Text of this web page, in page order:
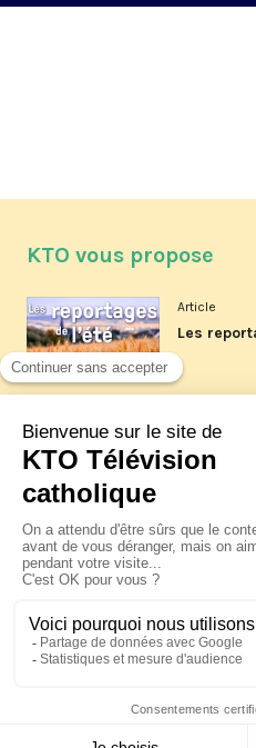
KTO vous propose
Article
Les
La visite
XIV à
jeudi 6 août
Le pape
Pérou du
© KTO 2026 —Contact